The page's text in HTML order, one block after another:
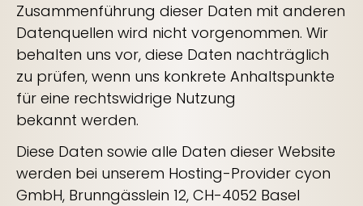
Zusammenführung dieser Daten mit anderen
Datenquellen wird nicht vorgenommen. Wir
behalten uns vor, diese Daten nachträglich
zu prüfen, wenn uns konkrete Anhaltspunkte
für eine rechtswidrige Nutzung
bekannt werden.
Diese Daten sowie alle Daten dieser Website
werden bei unserem Hosting-Provider cyon
GmbH, Brunngässlein 12, CH-4052 Basel